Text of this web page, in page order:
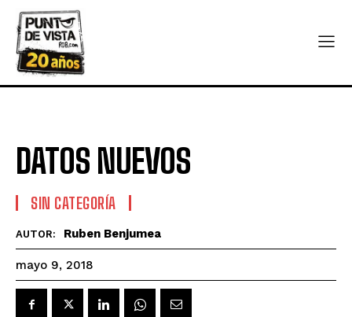
DATOS NUEVOS
SIN CATEGORÍA
AUTOR: Ruben Benjumea
mayo 9, 2018